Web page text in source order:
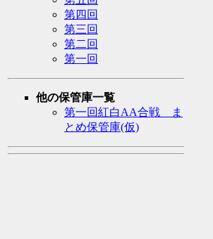
第四回
第三回
第二回
第一回
他の保管庫一覧
第一回紅白AA合戦 ま
とめ保管庫(仮)